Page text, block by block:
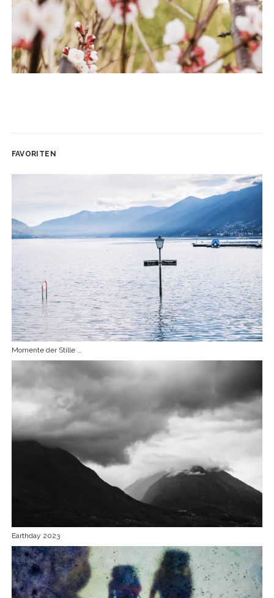
FAVORITEN
Momente der Stille …
Earthday 2023